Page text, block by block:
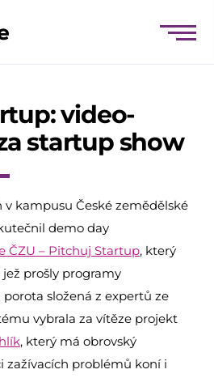
video-
startup show
v kampusu České zemědělské
demo day
ČZU – Pitchuj Startup, který
prošly programy
složená z expertů ze
vybrala za vítěze projekt
, který má obrovský
zažívacích problémů koní i